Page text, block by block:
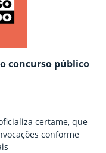
concurso público
certame, que
conforme